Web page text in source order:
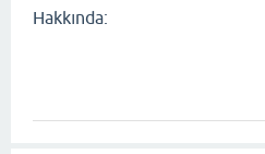
Hakkında: